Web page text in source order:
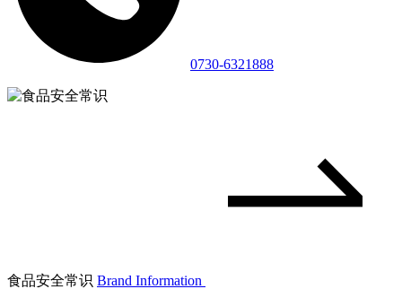
0730-6321888
食品安全常识 Brand Information